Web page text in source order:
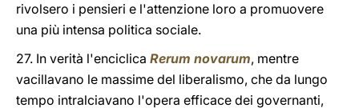
rivolsero i pensieri e l'attenzione loro a promuovere
una più intensa politica sociale.
27. In verità l'enciclica Rerum novarum, mentre
vacillavano le massime del liberalismo, che da lungo
tempo intralciavano l'opera efficace dei governanti,